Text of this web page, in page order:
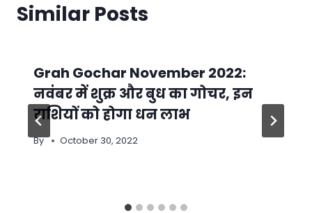
Similar Posts
Grah Gochar November 2022:
नवंबर में शुक्र और बुध का गोचर, इन
राशियों को होगा धन लाभ
By October 30, 2022